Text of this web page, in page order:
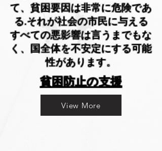
て、貧困要因は非常に危険であ
る.それが社会の市民に与える
すべての悪影響は言うまでもな
く、国全体を不安定にする可能
性があります。
貧困防止の支援
View More